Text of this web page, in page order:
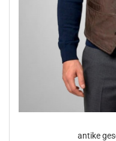
an­ti­ke